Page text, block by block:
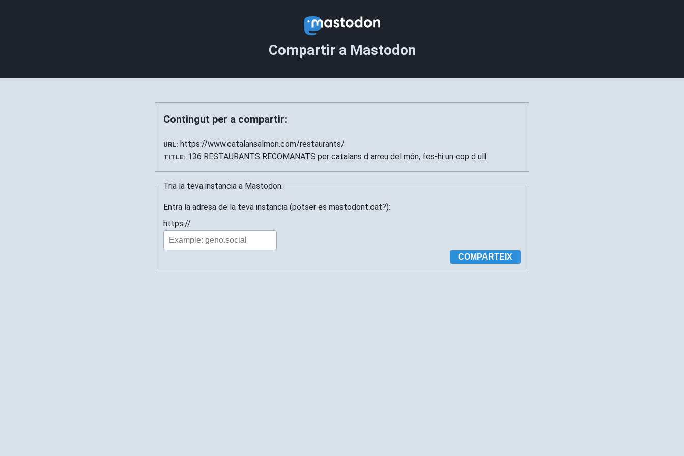
Compartir a Mastodon
Contingut per a compartir:
URL: https://www.catalansalmon.com/restaurants/
TITLE: 136 RESTAURANTS RECOMANATS per catalans d arreu del món, fes-hi un cop d ull
Tria la teva instancia a Mastodon.
Entra la adresa de la teva instancia (potser es mastodont.cat?):
https://
COMPARTEIX